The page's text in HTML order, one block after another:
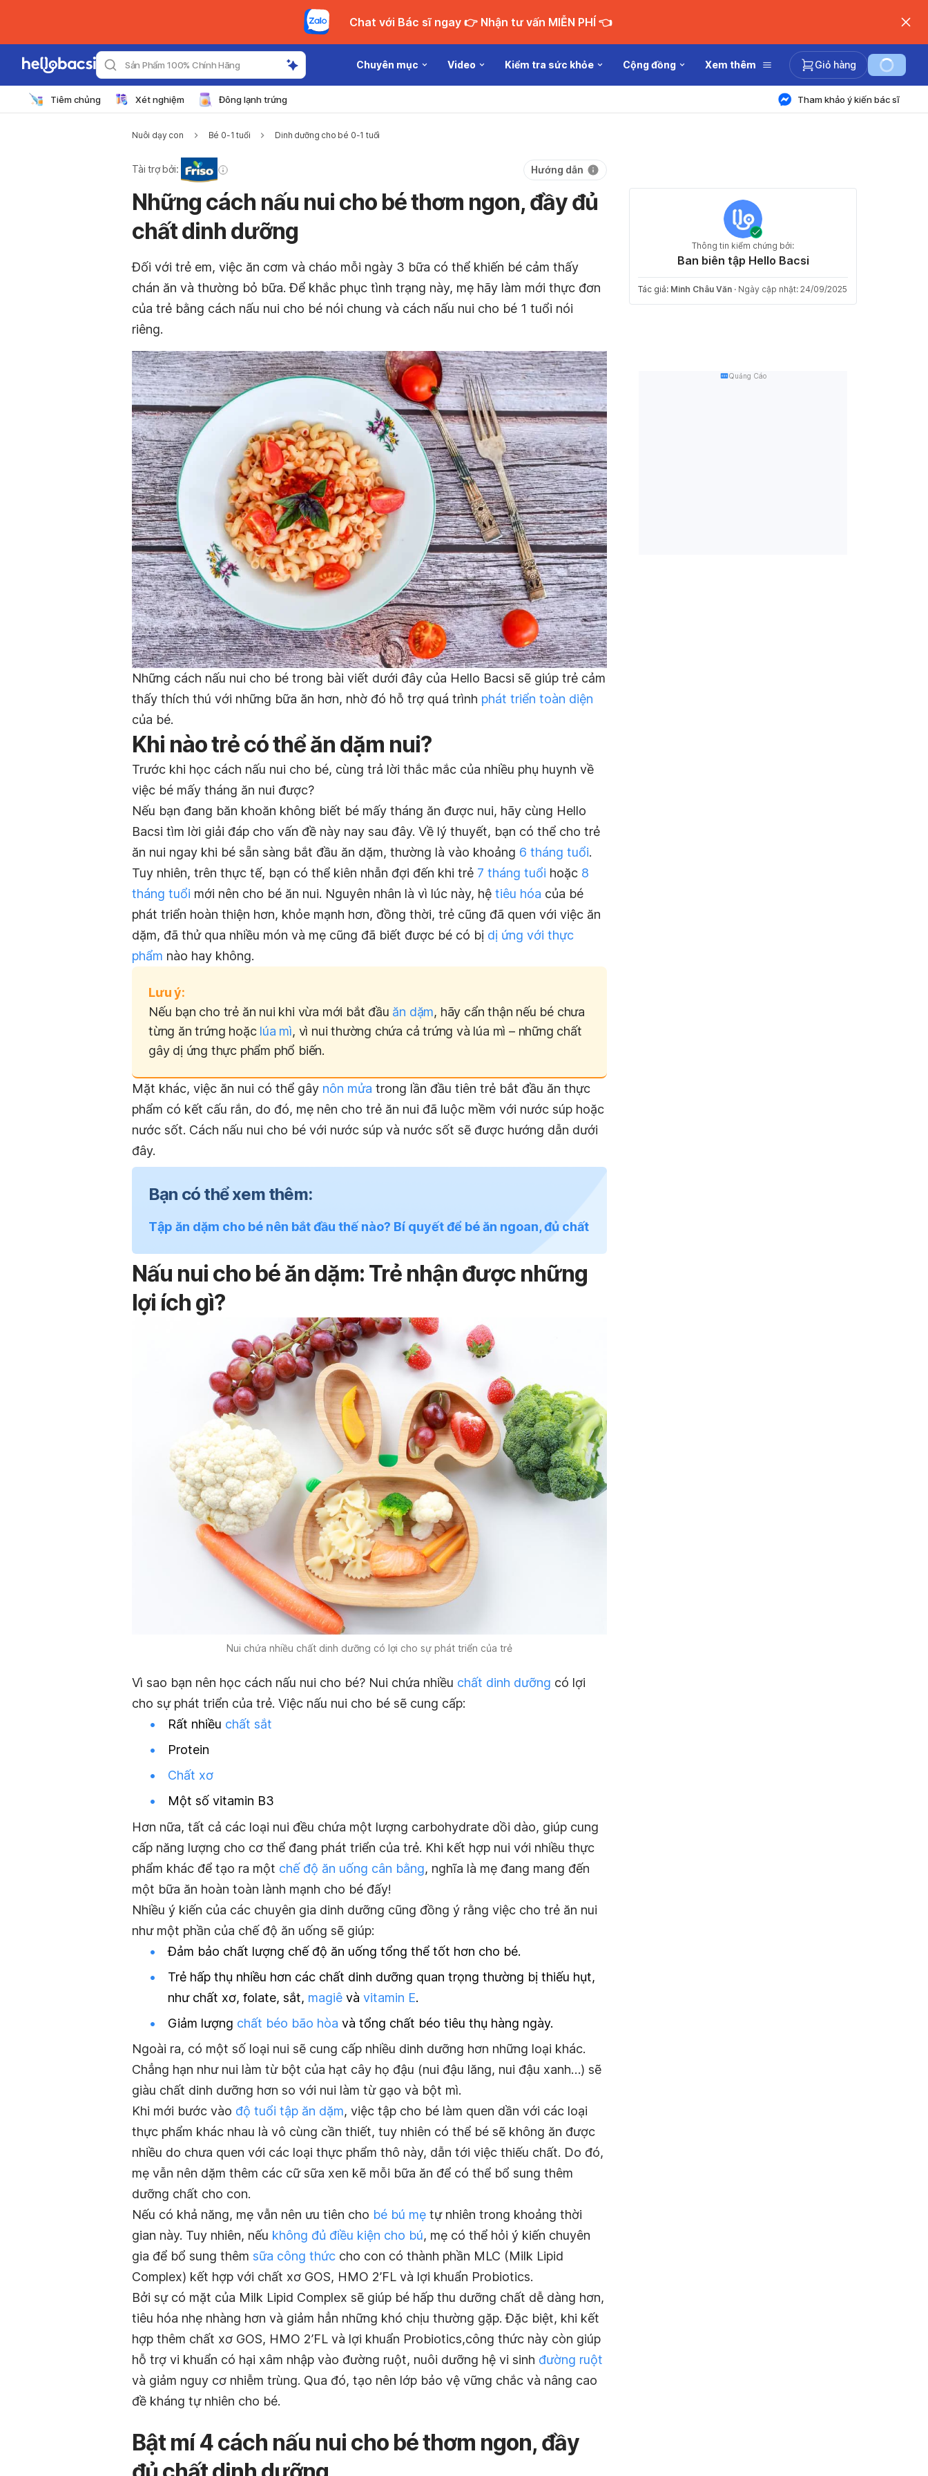
Chat với Bác sĩ ngay 👉 Nhận tư vấn MIỄN PHÍ 👈
Sản Phẩm 100% Chính Hãng Chuyên mục Video Kiểm tra sức khỏe Cộng đồng Xem thêm Giỏ hàng
Tiêm chủng Xét nghiệm Đông lạnh trứng Tham khảo ý kiến bác sĩ
Nuôi dạy con Bé 0-1 tuổi Dinh dưỡng cho bé 0-1 tuổi
Tài trợ bởi: Hướng dẫn
Những cách nấu nui cho bé thơm ngon, đầy đủ
chất dinh dưỡng
Đối với trẻ em, việc ăn cơm và cháo mỗi ngày 3 bữa có thể khiến bé cảm thấy
chán ăn và thường bỏ bữa. Để khắc phục tình trạng này, mẹ hãy làm mới thực đơn
của trẻ bằng cách nấu nui cho bé nói chung và cách nấu nui cho bé 1 tuổi nói
riêng.
Những cách nấu nui cho bé trong bài viết dưới đây của Hello Bacsi sẽ giúp trẻ cảm
thấy thích thú với những bữa ăn hơn, nhờ đó hỗ trợ quá trình phát triển toàn diện
của bé.
Khi nào trẻ có thể ăn dặm nui?
Trước khi học cách nấu nui cho bé, cùng trả lời thắc mắc của nhiều phụ huynh về
việc bé mấy tháng ăn nui được?
Nếu bạn đang băn khoăn không biết bé mấy tháng ăn được nui, hãy cùng Hello
Bacsi tìm lời giải đáp cho vấn đề này nay sau đây. Về lý thuyết, bạn có thể cho trẻ
ăn nui ngay khi bé sẵn sàng bắt đầu ăn dặm, thường là vào khoảng 6 tháng tuổi.
Tuy nhiên, trên thực tế, bạn có thể kiên nhẫn đợi đến khi trẻ 7 tháng tuổi hoặc 8
tháng tuổi mới nên cho bé ăn nui. Nguyên nhân là vì lúc này, hệ tiêu hóa của bé
phát triển hoàn thiện hơn, khỏe mạnh hơn, đồng thời, trẻ cũng đã quen với việc ăn
dặm, đã thử qua nhiều món và mẹ cũng đã biết được bé có bị dị ứng với thực
phẩm nào hay không.
Lưu ý:
Nếu bạn cho trẻ ăn nui khi vừa mới bắt đầu ăn dặm, hãy cẩn thận nếu bé chưa
từng ăn trứng hoặc lúa mì, vì nui thường chứa cả trứng và lúa mì – những chất
gây dị ứng thực phẩm phổ biến.
Mặt khác, việc ăn nui có thể gây nôn mửa trong lần đầu tiên trẻ bắt đầu ăn thực
phẩm có kết cấu rắn, do đó, mẹ nên cho trẻ ăn nui đã luộc mềm với nước súp hoặc
nước sốt. Cách nấu nui cho bé với nước súp và nước sốt sẽ được hướng dẫn dưới
đây.
Bạn có thể xem thêm:
Tập ăn dặm cho bé nên bắt đầu thế nào? Bí quyết để bé ăn ngoan, đủ chất
Nấu nui cho bé ăn dặm: Trẻ nhận được những
lợi ích gì?
Nui chứa nhiều chất dinh dưỡng có lợi cho sự phát triển của trẻ
Vì sao bạn nên học cách nấu nui cho bé? Nui chứa nhiều chất dinh dưỡng có lợi
cho sự phát triển của trẻ. Việc nấu nui cho bé sẽ cung cấp:
Rất nhiều chất sắt
Protein
Chất xơ
Một số vitamin B3
Hơn nữa, tất cả các loại nui đều chứa một lượng carbohydrate dồi dào, giúp cung
cấp năng lượng cho cơ thể đang phát triển của trẻ. Khi kết hợp nui với nhiều thực
phẩm khác để tạo ra một chế độ ăn uống cân bằng, nghĩa là mẹ đang mang đến
một bữa ăn hoàn toàn lành mạnh cho bé đấy!
Nhiều ý kiến của các chuyên gia dinh dưỡng cũng đồng ý rằng việc cho trẻ ăn nui
như một phần của chế độ ăn uống sẽ giúp:
Đảm bảo chất lượng chế độ ăn uống tổng thể tốt hơn cho bé.
Trẻ hấp thụ nhiều hơn các chất dinh dưỡng quan trọng thường bị thiếu hụt,
như chất xơ, folate, sắt, magiê và vitamin E.
Giảm lượng chất béo bão hòa và tổng chất béo tiêu thụ hàng ngày.
Ngoài ra, có một số loại nui sẽ cung cấp nhiều dinh dưỡng hơn những loại khác.
Chẳng hạn như nui làm từ bột của hạt cây họ đậu (nui đậu lăng, nui đậu xanh…) sẽ
giàu chất dinh dưỡng hơn so với nui làm từ gạo và bột mì.
Khi mới bước vào độ tuổi tập ăn dặm, việc tập cho bé làm quen dần với các loại
thực phẩm khác nhau là vô cùng cần thiết, tuy nhiên có thể bé sẽ không ăn được
nhiều do chưa quen với các loại thực phẩm thô này, dẫn tới việc thiếu chất. Do đó,
mẹ vẫn nên dặm thêm các cữ sữa xen kẽ mỗi bữa ăn để có thể bổ sung thêm
dưỡng chất cho con.
Nếu có khả năng, mẹ vẫn nên ưu tiên cho bé bú mẹ tự nhiên trong khoảng thời
gian này. Tuy nhiên, nếu không đủ điều kiện cho bú, mẹ có thể hỏi ý kiến chuyên
gia để bổ sung thêm sữa công thức cho con có thành phần MLC (Milk Lipid
Complex) kết hợp với chất xơ GOS, HMO 2’FL và lợi khuẩn Probiotics.
Bởi sự có mặt của Milk Lipid Complex sẽ giúp bé hấp thu dưỡng chất dễ dàng hơn,
tiêu hóa nhẹ nhàng hơn và giảm hẳn những khó chịu thường gặp. Đặc biệt, khi kết
hợp thêm chất xơ GOS, HMO 2’FL và lợi khuẩn Probiotics,công thức này còn giúp
hỗ trợ vi khuẩn có hại xâm nhập vào đường ruột, nuôi dưỡng hệ vi sinh đường ruột
và giảm nguy cơ nhiễm trùng. Qua đó, tạo nên lớp bảo vệ vững chắc và nâng cao
đề kháng tự nhiên cho bé.
Bật mí 4 cách nấu nui cho bé thơm ngon, đầy
Thông tin kiểm chứng bởi:
Ban biên tập Hello Bacsi
Tác giả: Minh Châu Văn · Ngày cập nhật: 24/09/2025
Quảng Cáo